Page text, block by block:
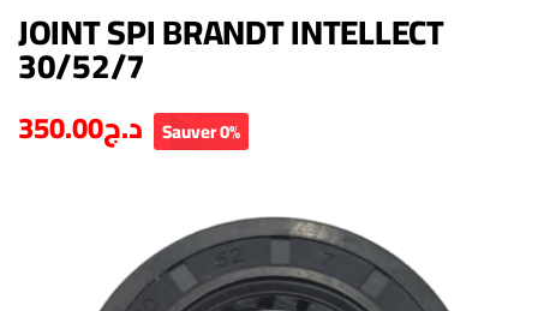
JOINT SPI BRANDT INTELLECT
30/52/7
د.ج350.00 Sauver 0%